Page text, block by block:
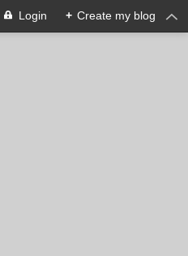
Login + Create my blog